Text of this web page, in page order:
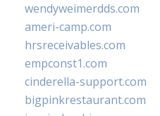
wendyweimerdds.com
ameri-camp.com
hrsreceivables.com
empconst1.com
cinderella-support.com
bigpinkrestaurant.com